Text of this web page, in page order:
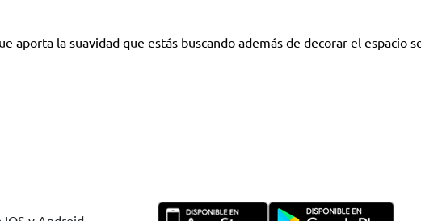
aporta la suavidad que estás buscando además de decorar el espacio